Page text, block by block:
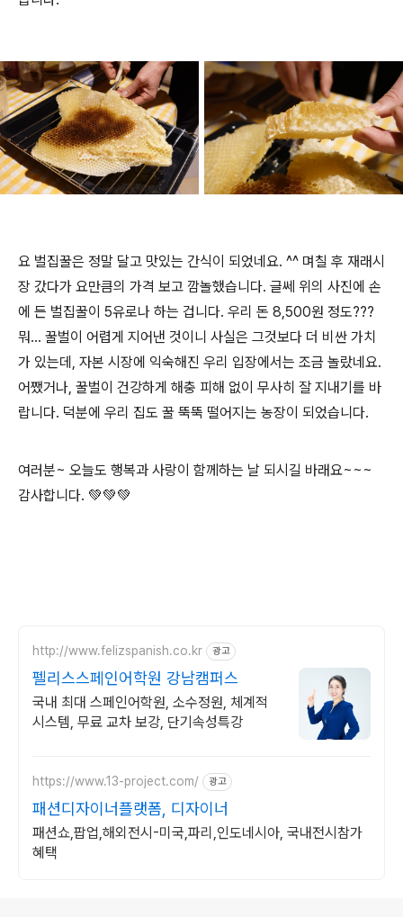
요 벌집꿀은 정말 달고 맛있는 간식이 되었네요. ^^ 며칠 후 재래시
장 갔다가 요만큼의 가격 보고 깜놀했습니다. 글쎄 위의 사진에 손
에 든 벌집꿀이 5유로나 하는 겁니다. 우리 돈 8,500원 정도???
뭐... 꿀벌이 어렵게 지어낸 것이니 사실은 그것보다 더 비싼 가치
가 있는데, 자본 시장에 익숙해진 우리 입장에서는 조금 놀랐네요.
어쨌거나, 꿀벌이 건강하게 해충 피해 없이 무사히 잘 지내기를 바
랍니다. 덕분에 우리 집도 꿀 뚝뚝 떨어지는 농장이 되었습니다.
여러분~ 오늘도 행복과 사랑이 함께하는 날 되시길 바래요~~~
감사합니다. 💚💚💚
http://www.felizspanish.co.kr 광고
펠리스스페인어학원 강남캠퍼스
국내 최대 스페인어학원, 소수정원, 체계적
시스템, 무료 교차 보강, 단기속성특강
https://www.13-project.com/ 광고
패션디자이너플랫폼, 디자이너
패션쇼,팝업,해외전시-미국,파리,인도네시아, 국내전시참가
혜택